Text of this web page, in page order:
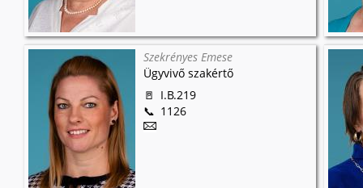
Szekrényes Emese
Ügyvivő szakértő
I.B.219
1126